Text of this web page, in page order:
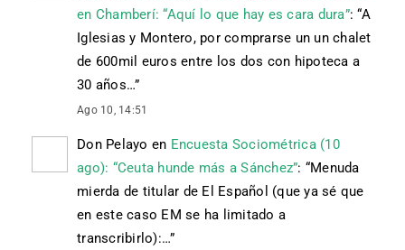
en Chamberí: “Aquí lo que hay es cara dura”: “A
Iglesias y Montero, por comprarse un un chalet
de 600mil euros entre los dos con hipoteca a
30 años…”
Ago 10, 14:51
Don Pelayo en Encuesta Sociométrica (10
ago): “Ceuta hunde más a Sánchez”: “Menuda
mierda de titular de El Español (que ya sé que
en este caso EM se ha limitado a
transcribirlo):…”